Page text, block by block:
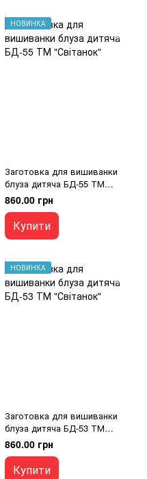
НОВИНКА
Заготовка для вишиванки
блуза дитяча БД-55 ТМ
"Світанок"
860.00 грн
Купити
НОВИНКА
Заготовка для вишиванки
блуза дитяча БД-53 ТМ
"Світанок"
860.00 грн
Купити